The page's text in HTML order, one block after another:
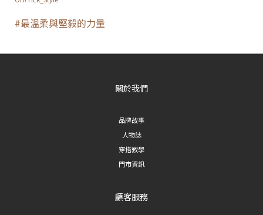
#最溫柔與堅毅的力量
關於我們
品牌故事
人物誌
穿搭教學
門市資訊
顧客服務